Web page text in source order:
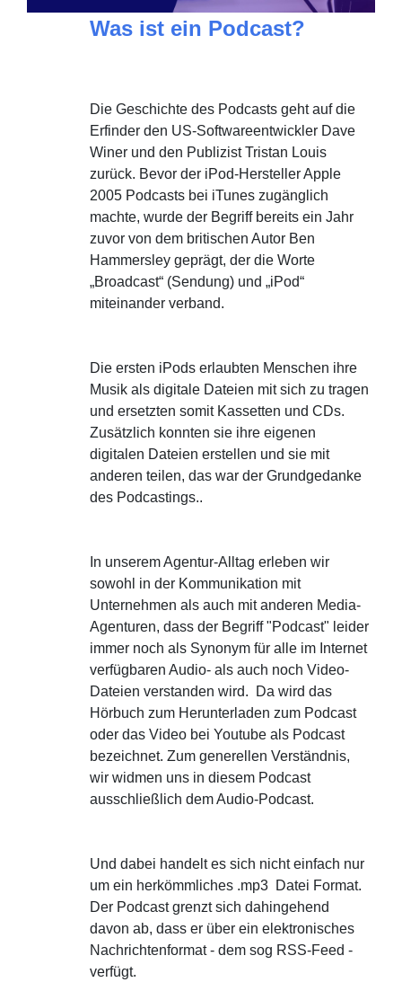
Was ist ein Podcast?
Die Geschichte des Podcasts geht auf die
Erfinder den US-Softwareentwickler Dave
Winer und den Publizist Tristan Louis
zurück. Bevor der iPod-Hersteller Apple
2005 Podcasts bei iTunes zugänglich
machte, wurde der Begriff bereits ein Jahr
zuvor von dem britischen Autor Ben
Hammersley geprägt, der die Worte
„Broadcast“ (Sendung) und „iPod“
miteinander verband.
Die ersten iPods erlaubten Menschen ihre
Musik als digitale Dateien mit sich zu tragen
und ersetzten somit Kassetten und CDs.
Zusätzlich konnten sie ihre eigenen
digitalen Dateien erstellen und sie mit
anderen teilen, das war der Grundgedanke
des Podcastings..
In unserem Agentur-Alltag erleben wir
sowohl in der Kommunikation mit
Unternehmen als auch mit anderen Media-
Agenturen, dass der Begriff "Podcast" leider
immer noch als Synonym für alle im Internet
verfügbaren Audio- als auch noch Video-
Dateien verstanden wird. Da wird das
Hörbuch zum Herunterladen zum Podcast
oder das Video bei Youtube als Podcast
bezeichnet. Zum generellen Verständnis,
wir widmen uns in diesem Podcast
ausschließlich dem Audio-Podcast.
Und dabei handelt es sich nicht einfach nur
um ein herkömmliches .mp3 Datei Format.
Der Podcast grenzt sich dahingehend
davon ab, dass er über ein elektronisches
Nachrichtenformat - dem sog RSS-Feed -
verfügt.